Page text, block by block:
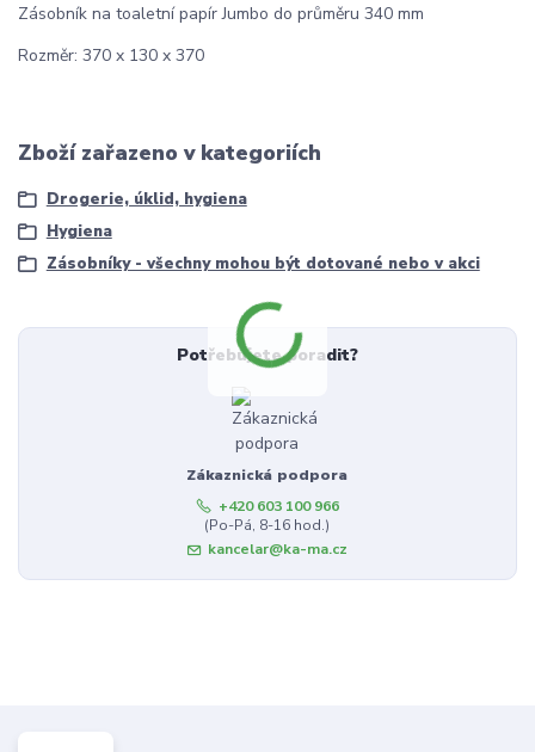
Zásobník na toaletní papír Jumbo do průměru 340 mm
Rozměr: 370 x 130 x 370
Zboží zařazeno v kategoriích
Drogerie, úklid, hygiena
Hygiena
Zásobníky - všechny mohou být dotované nebo v akci
Potřebujete poradit?
Zákaznická podpora
+420 603 100 966
(Po-Pá, 8-16 hod.)
kancelar@ka-ma.cz